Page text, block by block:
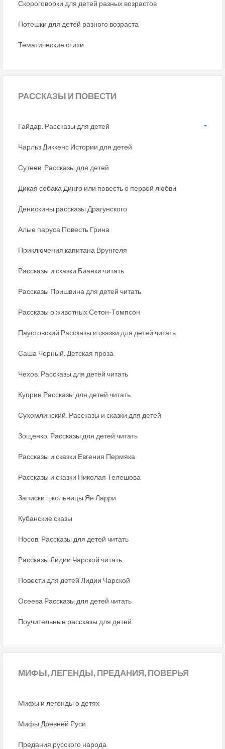
Скороговорки для детей разных возрастов
Потешки для детей разного возраста
Тематические стихи
РАССКАЗЫ И ПОВЕСТИ
Гайдар. Рассказы для детей
Чарльз Диккенс Истории для детей
Сутеев. Рассказы для детей
Дикая собака Динго или повесть о первой любви
Денискины рассказы Драгунского
Алые паруса Повесть Грина
Приключения капитана Врунгеля
Рассказы и сказки Бианки читать
Рассказы Пришвина для детей читать
Рассказы о животных Сетон-Томпсон
Паустовский Рассказы и сказки для детей читать
Саша Черный. Детская проза
Чехов. Рассказы для детей читать
Куприн Рассказы для детей читать
Сухомлинский. Рассказы и сказки для детей
Зощенко. Рассказы для детей читать
Рассказы и сказки Евгения Пермяка
Рассказы и сказки Николая Телешова
Записки школьницы Ян Ларри
Кубанские сказы
Носов. Рассказы для детей читать
Рассказы Лидии Чарской читать
Повести для детей Лидии Чарской
Осеева Рассказы для детей читать
Поучительные рассказы для детей
МИФЫ,ЛЕГЕНДЫ, ПРЕДАНИЯ, ПОВЕРЬЯ
Мифы и легенды о детях
Мифы Древней Руси
Предания русского народа